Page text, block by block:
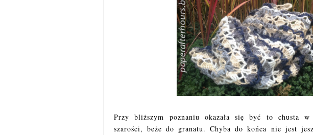
Przy bliższym poznaniu okazała się być to chusta w
szarości, beże do granatu. Chyba do końca nie jest